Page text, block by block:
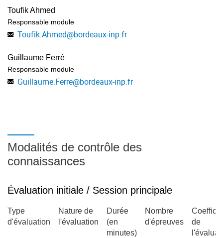
2. Architecture et classification des réseaux mobiles et
sans fil
Présentation des réseaux cellulaires 2G d'origine
3. Les réseaux privées sans-fil
IEEE802.11
4. Les réseaux de diffusion
Toufik Ahmed
Responsable module
Toufik.Ahmed@bordeaux-inp.fr
Guillaume Ferré
Responsable module
Guillaume.Ferre@bordeaux-inp.fr
Modalités de contrôle des
connaissances
Évaluation initiale / Session principale
Type
d'évaluation
Nature de
l'évaluation
Durée
(en
minutes)
Nombre
d'épreuves
de